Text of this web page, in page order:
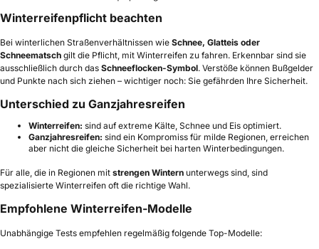
Winterreifenpflicht beachten
Bei winterlichen Straßenverhältnissen wie Schnee, Glatteis oder
Schneematsch gilt die Pflicht, mit Winterreifen zu fahren. Erkennbar sind sie
ausschließlich durch das Schneeflocken-Symbol. Verstöße können Bußgelder
und Punkte nach sich ziehen – wichtiger noch: Sie gefährden Ihre Sicherheit.
Unterschied zu Ganzjahresreifen
Winterreifen: sind auf extreme Kälte, Schnee und Eis optimiert.
Ganzjahresreifen: sind ein Kompromiss für milde Regionen, erreichen
aber nicht die gleiche Sicherheit bei harten Winterbedingungen.
Für alle, die in Regionen mit strengen Wintern unterwegs sind, sind
spezialisierte Winterreifen oft die richtige Wahl.
Empfohlene Winterreifen-Modelle
Unabhängige Tests empfehlen regelmäßig folgende Top-Modelle: